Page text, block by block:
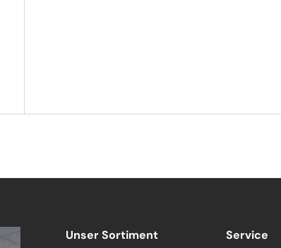
Unser Sortiment
Service